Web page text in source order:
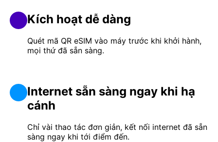
Kích hoạt dễ dàng
Quét mã QR eSIM vào máy trước khi khởi hành,
mọi thứ đã sẵn sàng.
Internet sẵn sàng ngay khi hạ
cánh
Chỉ vài thao tác đơn giản, kết nối internet đã sẵn
sàng ngay khi tới điểm đến.